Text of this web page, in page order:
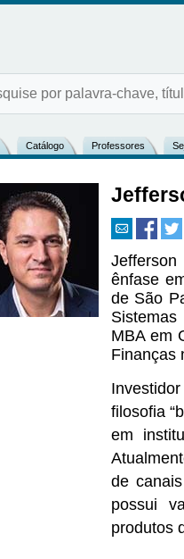
Catálogo Professores
ênfase
de São
MBA em
Finanças
filosofia
em
de
possui
produtos